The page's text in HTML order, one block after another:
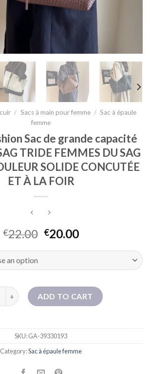
/ Sacs à main pour femme / Sac à épaule
femme
Sac de grande capacité
TRIDE FEMMES DU SAG
SOLIDE CONCUTÉE
ET À LA FOIR
€22.00 €20.00
Fashion Sac de grande capacité NOUVEAU
ADD TO CART
SKU:GA-39330193
Category:Sac à épaule femme